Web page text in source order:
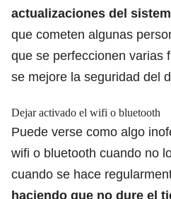
actualizaciones del
que cometen algunas
que se perfeccionen varias
se mejore la seguridad del
Dejar activado el wifi o bluetooth
Puede verse como algo
wifi o bluetooth cuando no
cuando se hace
haciendo que no dure el